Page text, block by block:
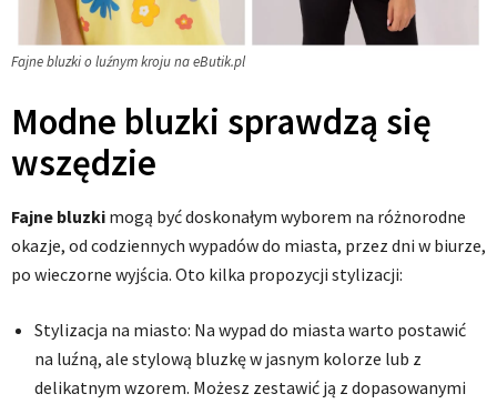
Fajne bluzki o luźnym kroju na eButik.pl
Modne bluzki sprawdzą się
wszędzie
Fajne bluzki mogą być doskonałym wyborem na różnorodne
okazje, od codziennych wypadów do miasta, przez dni w biurze,
po wieczorne wyjścia. Oto kilka propozycji stylizacji:
Stylizacja na miasto: Na wypad do miasta warto postawić
na luźną, ale stylową bluzkę w jasnym kolorze lub z
delikatnym wzorem. Możesz zestawić ją z dopasowanymi